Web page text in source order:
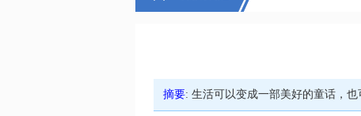
摘要: 生活可以变成一部美好的童话，